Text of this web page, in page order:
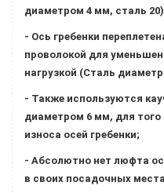
диаметром 4 мм, сталь
- Ось гребенки
проволокой для
нагрузкой (Сталь
- Также используются
диаметром 6 мм, для
износа осей гребенки;
- Абсолютно нет люфта
в своих посадочных